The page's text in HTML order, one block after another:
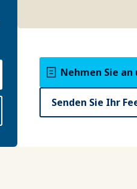
Nehmen Sie
Senden Sie Ihr